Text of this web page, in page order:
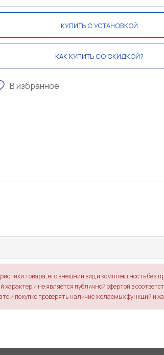
КУПИТЬ С УСТАНОВКОЙ
КАК КУПИТЬ СО СКИДКОЙ?
В избранное
товара, его внешний вид и комплектность без
и не является публичной офертой в
и покупке проверять наличие желаемых функций и